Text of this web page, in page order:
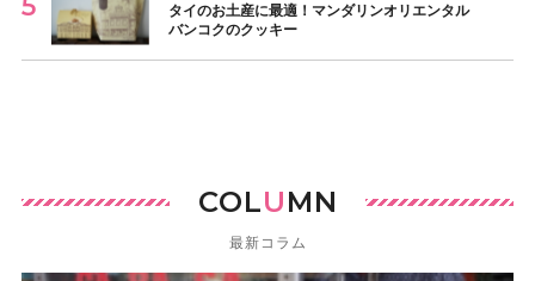
タイのお土産に最適！マンダリンオリエンタル
バンコクのクッキー
COLUMN
最新コラム